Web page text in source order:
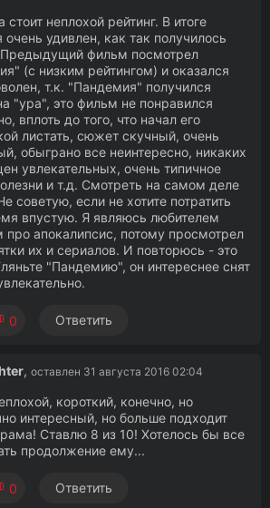
неплохой рейтинг. В итоге
очень удивлен, как так получилось
фильм посмотрел
(с низким рейтингом) и оказался
т.к. "Пандемия" получился
"ура", это фильм не понравился
вплоть до того, что начал его
листать, сюжет скучный, очень
обыграно все неинтересно, никаких
увлекательных, очень типичное
и т.д. Смотреть на самом деле
советую, если не хотите потратить
впустую. Я являюсь любителем
апокалипсис, потому просмотрел
их и сериалов. И повторюсь - это
"Пандемию", он интереснее снят
0 Ответить
, оставлен 31 августа 2016 02:04
короткий, конечно, но
интересный, но больше подходит
Ставлю 8 из 10! Хотелось бы все
продолжение ему...
0 Ответить